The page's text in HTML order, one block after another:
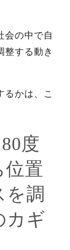
会の中で自
整する動き
かは、こ
度
位置
を調
カギ